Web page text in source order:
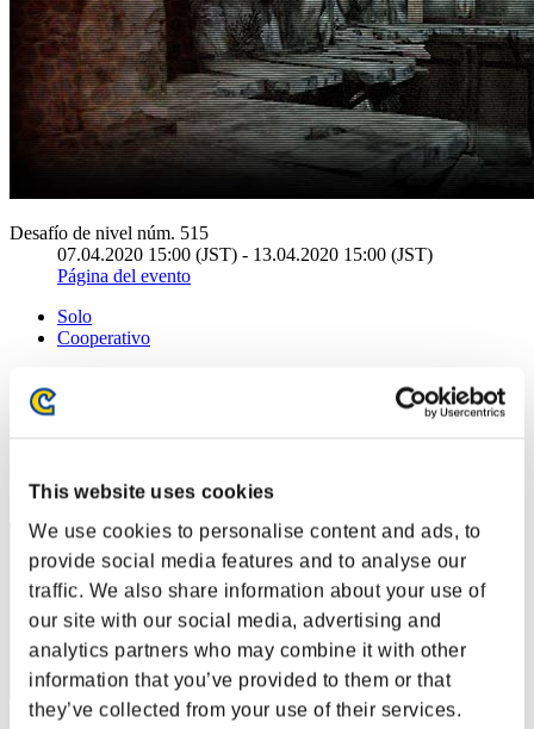
This website uses cookies
We use cookies to personalise content and ads, to
provide social media features and to analyse our
traffic. We also share information about your use of
our site with our social media, advertising and
analytics partners who may combine it with other
information that you’ve provided to them or that
they’ve collected from your use of their services.
Desafío de nivel núm. 515
07.04.2020 15:00 (JST) - 13.04.2020 15:00 (JST)
Página del evento
Solo
Cooperativo
Rankings
21